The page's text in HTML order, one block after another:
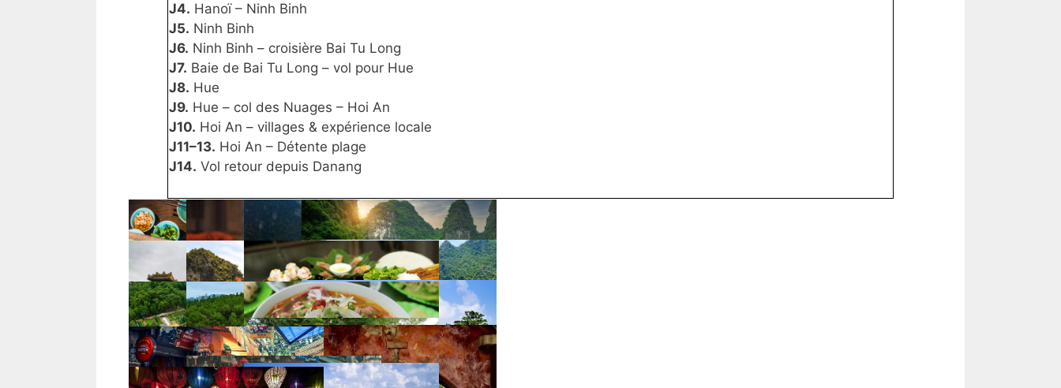
J4. Hanoï – Ninh Binh
J5. Ninh Binh
J6. Ninh Binh – croisière Bai Tu Long
J7. Baie de Bai Tu Long – vol pour Hue
J8. Hue
J9. Hue – col des Nuages – Hoi An
J10. Hoi An – villages & expérience locale
J11–13. Hoi An – Détente plage
J14. Vol retour depuis Danang